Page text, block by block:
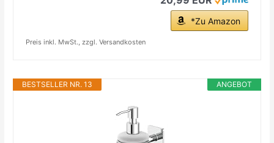
*Zu Amazon
Preis inkl. MwSt., zzgl. Versandkosten
ANGEBOT
BESTSELLER NR. 13